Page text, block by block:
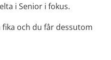
i Senior i fokus.
och du får dessutom